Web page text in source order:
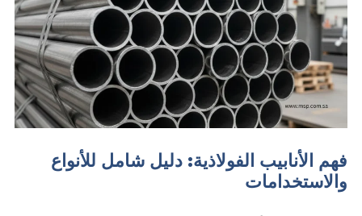
فهم الأنابيب الفولاذية: دليل شامل للأنواع
والاستخدامات